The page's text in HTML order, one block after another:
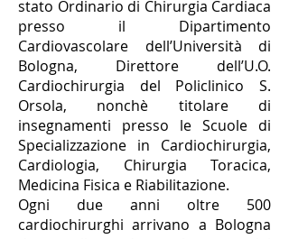
stato Ordinario di Chirurgia Cardiaca
presso il Dipartimento
Cardiovascolare dell’Università di
Bologna, Direttore dell’U.O.
Cardiochirurgia del Policlinico S.
Orsola, nonchè titolare di
insegnamenti presso le Scuole di
Specializzazione in Cardiochirurgia,
Cardiologia, Chirurgia Toracica,
Medicina Fisica e Riabilitazione.
Ogni due anni oltre 500
cardiochirurghi arrivano a Bologna